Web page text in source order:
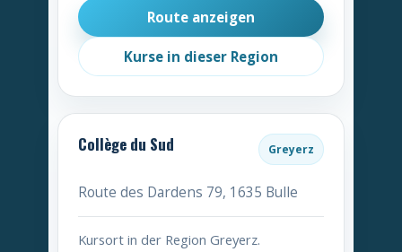
Route anzeigen
Kurse in dieser Region
Collège du Sud Greyerz
Route des Dardens 79, 1635 Bulle
Kursort in der Region Greyerz.